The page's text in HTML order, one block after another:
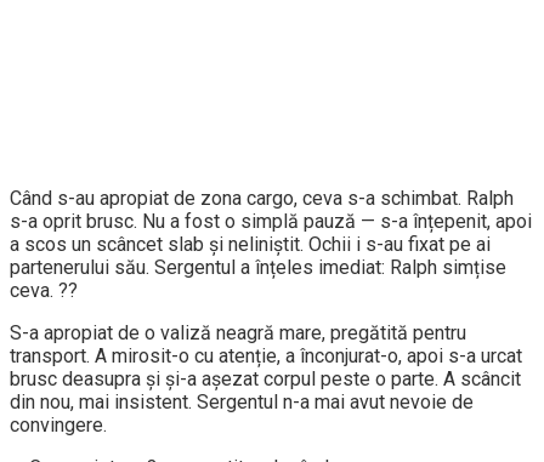
Când s-au apropiat de zona cargo, ceva s-a schimbat. Ralph
s-a oprit brusc. Nu a fost o simplă pauză — s-a înțepenit, apoi
a scos un scâncet slab și neliniștit. Ochii i s-au fixat pe ai
partenerului său. Sergentul a înțeles imediat: Ralph simțise
ceva. ??
S-a apropiat de o valiză neagră mare, pregătită pentru
transport. A mirosit-o cu atenție, a înconjurat-o, apoi s-a urcat
brusc deasupra și și-a așezat corpul peste o parte. A scâncit
din nou, mai insistent. Sergentul n-a mai avut nevoie de
convingere.